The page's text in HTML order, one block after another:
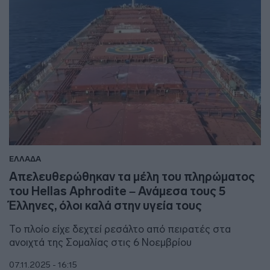
ΕΛΛΑΔΑ
Απελευθερώθηκαν τα μέλη του πληρώματος
του Hellas Aphrodite – Ανάμεσα τους 5
Έλληνες, όλοι καλά στην υγεία τους
Το πλοίο είχε δεχτεί ρεσάλτο από πειρατές στα
ανοιχτά της Σομαλίας στις 6 Νοεμβρίου
07.11.2025 - 16:15